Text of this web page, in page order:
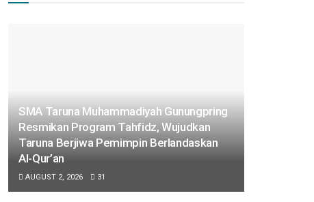
SMA Taruna Muhammadiyah Gunungpring
Resmikan Program Tahfidz, Wujudkan
Taruna Berjiwa Pemimpin Berlandaskan
Al-Qur’an
AUGUST 2, 2026 31